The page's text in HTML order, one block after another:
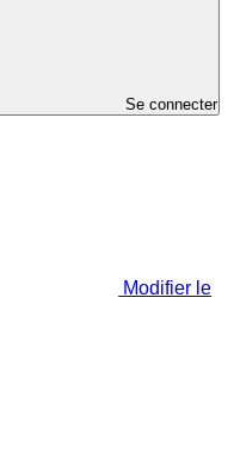
Se connecter
Modifier le